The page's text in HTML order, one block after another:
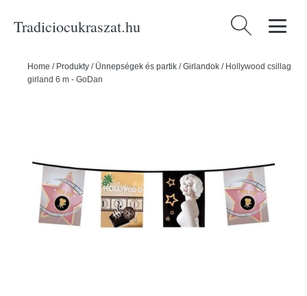
Tradiciocukraszat.hu Keresés:
Home / Produkty / Ünnepségek és partik /Girlandok / Hollywood csillag
girland 6 m - GoDan